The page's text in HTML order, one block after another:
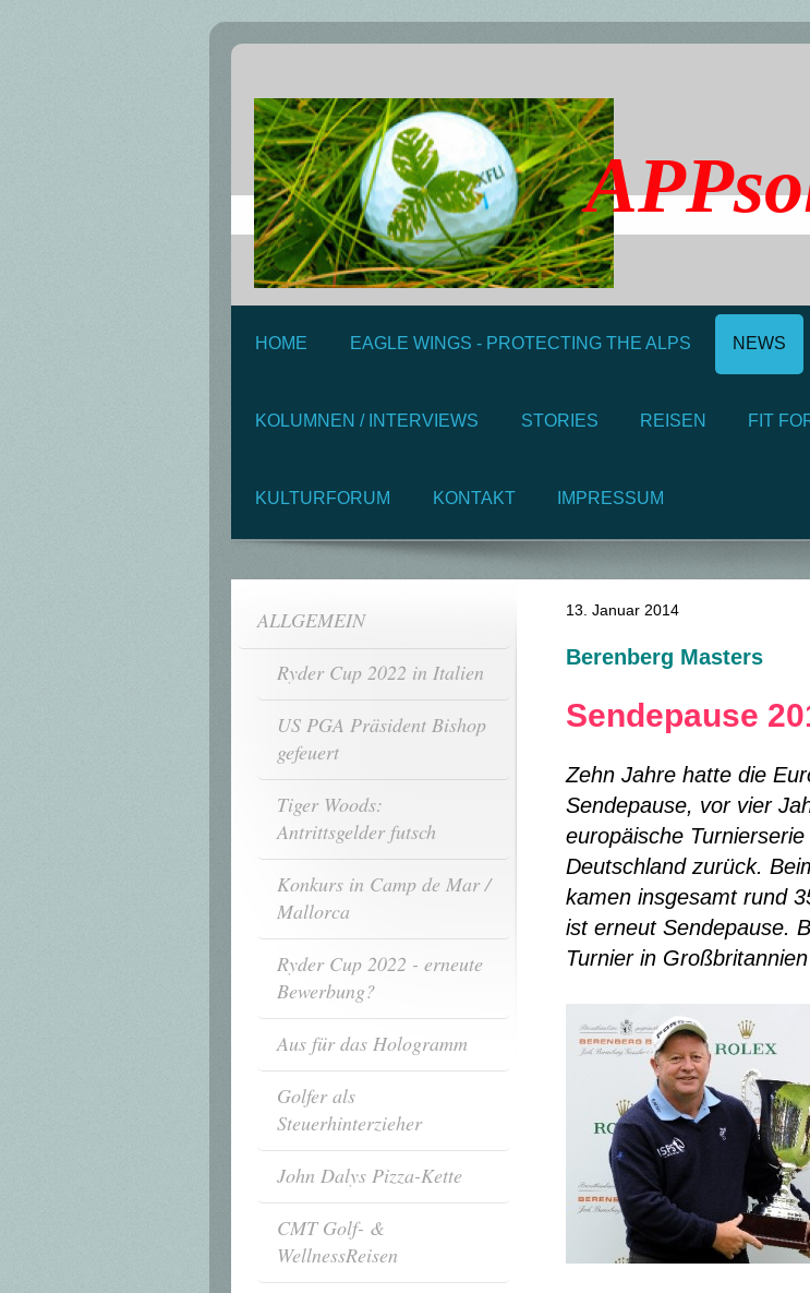
HOME EAGLE WINGS - PROTECTING THE ALPS NEWS
KOLUMNEN / INTERVIEWS STORIES REISEN FIT
KULTURFORUM KONTAKT IMPRESSUM
13. Januar 2014
Berenberg Masters
Sendepause
Zehn Jahre hatte die
Sendepause, vor vier
europäische
Deutschland zurück.
kamen insgesamt rund
ist erneut Sendepause.
Turnier in
ALLGEMEIN
Ryder Cup 2022 in Italien
US PGA Präsident Bishop
gefeuert
Tiger Woods:
Antrittsgelder futsch
Konkurs in Camp de Mar /
Mallorca
Ryder Cup 2022 - erneute
Bewerbung?
Aus für das Hologramm
Golfer als
Steuerhinterzieher
John Dalys Pizza-Kette
CMT Golf- &
WellnessReisen